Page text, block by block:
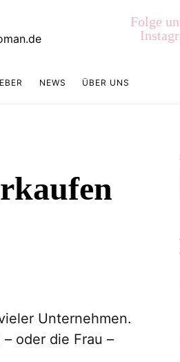
Folge
NEWS ÜBER UNS
Unternehmen.
oder die Frau –